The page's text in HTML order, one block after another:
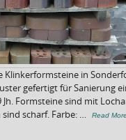
Klinkerformsteine in
gefertigt für Sanierung
Formsteine sind mit
scharf. Farbe: …
Read